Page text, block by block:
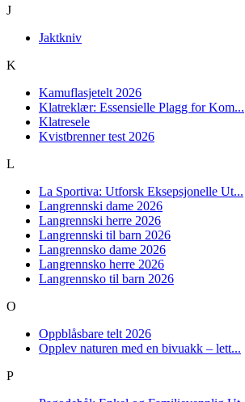
J
Jaktkniv
K
Kamuflasjetelt 2026
Klatreklær: Essensielle Plagg for Kom...
Klatresele
Kvistbrenner test 2026
L
La Sportiva: Utforsk Eksepsjonelle Ut...
Langrennski dame 2026
Langrennski herre 2026
Langrennski til barn 2026
Langrennsko dame 2026
Langrennsko herre 2026
Langrennsko til barn 2026
O
Oppblåsbare telt 2026
Opplev naturen med en bivuakk – lett...
P